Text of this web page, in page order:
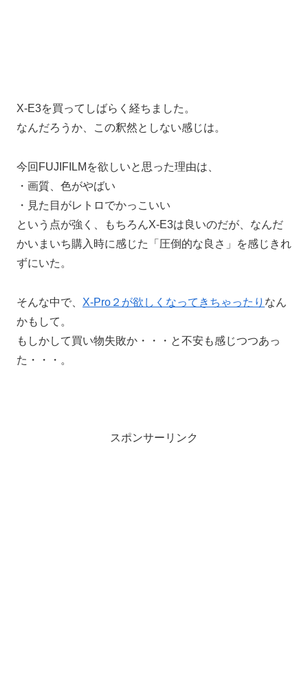
X-E3を買ってしばらく経ちました。
なんだろうか、この釈然としない感じは。
今回FUJIFILMを欲しいと思った理由は、
・画質、色がやばい
・見た目がレトロでかっこいい
という点が強く、もちろんX-E3は良いのだが、なんだ
かいまいち購入時に感じた「圧倒的な良さ」を感じきれ
ずにいた。
そんな中で、 X-Pro２が欲しくなってきちゃったり なん
かもして。
もしかして買い物失敗か・・・と不安も感じつつあっ
た・・・。
スポンサーリンク